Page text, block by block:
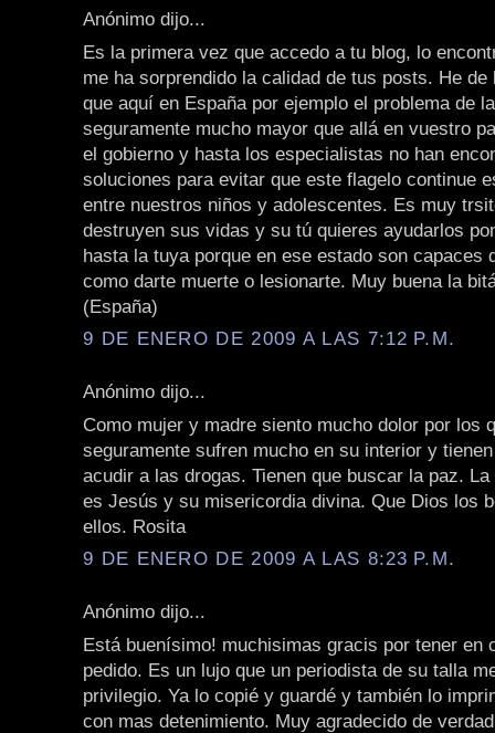
Anónimo dijo...
Es la primera vez que accedo a tu blog, lo
me ha sorprendido la calidad de tus posts. He de
que aquí en España por ejemplo el problema de
seguramente mucho mayor que allá en vuestro
el gobierno y hasta los especialistas no han
soluciones para evitar que este flagelo continue
entre nuestros niños y adolescentes. Es muy
destruyen sus vidas y su tú quieres ayudarlos
hasta la tuya porque en ese estado son capaces
como darte muerte o lesionarte. Muy buena la
(España)
9 DE ENERO DE 2009 A LAS 7:12 P.M.
Anónimo dijo...
Como mujer y madre siento mucho dolor por los
seguramente sufren mucho en su interior y
acudir a las drogas. Tienen que buscar la paz.
es Jesús y su misericordia divina. Que Dios los
ellos. Rosita
9 DE ENERO DE 2009 A LAS 8:23 P.M.
Anónimo dijo...
Está buenísimo! muchisimas gracis por tener en
pedido. Es un lujo que un periodista de su talla
privilegio. Ya lo copié y guardé y también lo
con mas detenimiento. Muy agradecido de